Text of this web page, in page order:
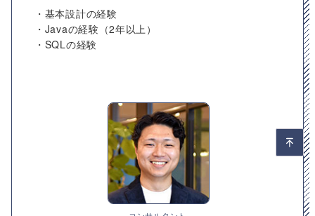
・基本設計の経験
・Javaの経験（2年以上）
・SQLの経験